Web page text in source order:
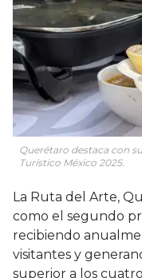
Querétaro destaca con
Turístico México 2025.
La Ruta del Arte,
como el segundo
recibiendo
visitantes y
superior a los